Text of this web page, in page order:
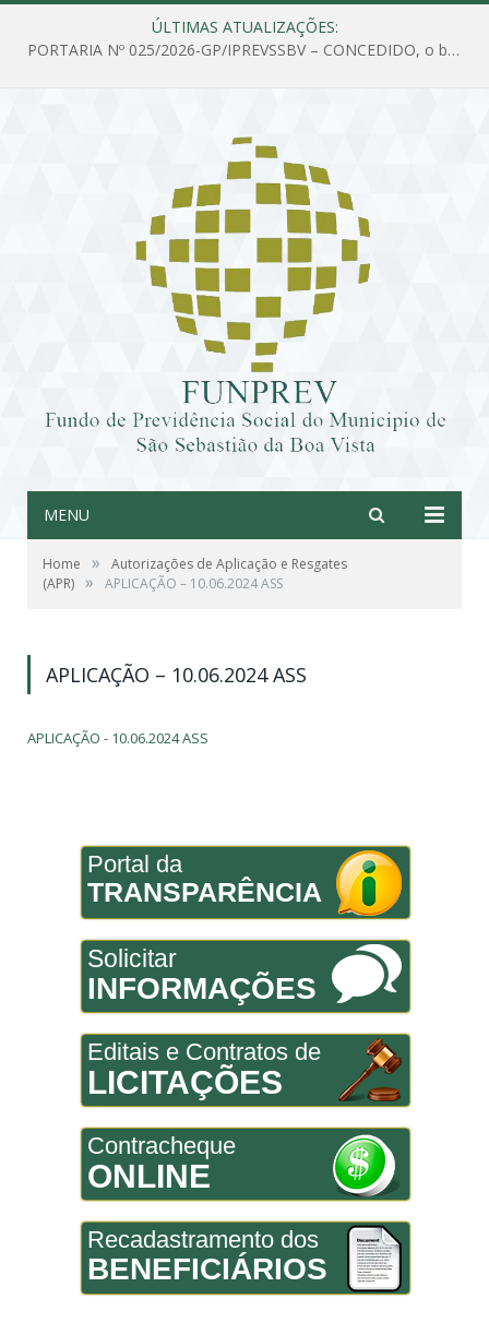
ÚLTIMAS ATUALIZAÇÕES:
PORTARIA Nº 025/2026-GP/IPREVSSBV – CONCEDIDO, o benefício de PENSÃO a MARIA ESTELA DOS SANTOS SOUZA
MENU
Home »
Autorizações de Aplicação e Resgates
(APR) » APLICAÇÃO – 10.06.2024 ASS
APLICAÇÃO – 10.06.2024 ASS
APLICAÇÃO - 10.06.2024 ASS
Portal da
TRANSPARÊNCIA
Solicitar
INFORMAÇÕES
Editais e Contratos de
LICITAÇÕES
Contracheque
ONLINE
Recadastramento dos
BENEFICIÁRIOS